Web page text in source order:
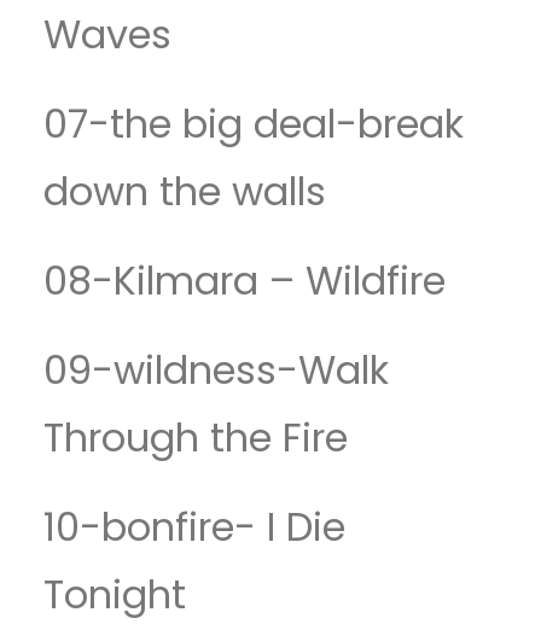
Waves
07-the big deal-break
down the walls
08-Kilmara – Wildfire
09-wildness-Walk
Through the Fire
10-bonfire- I Die
Tonight